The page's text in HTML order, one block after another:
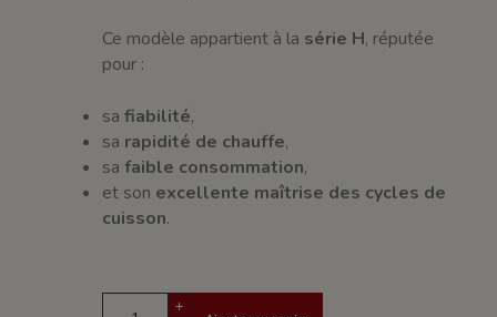
Ce modèle appartient à la série H, réputée
pour :
safiabilité,
sa rapidité de chauffe,
safaible consommation,
et son excellente maîtrise des cycles de
cuisson.
+